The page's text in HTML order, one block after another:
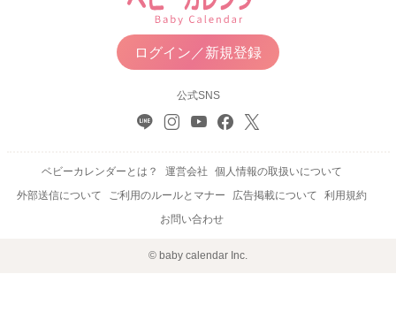
ログイン／新規登録
公式SNS
ベビーカレンダーとは？ 運営会社
個人情報の取扱いについて
外部送信について
ご利用のルールとマナー 広告掲載について
利用規約
お問い合わせ
© baby calendar Inc.